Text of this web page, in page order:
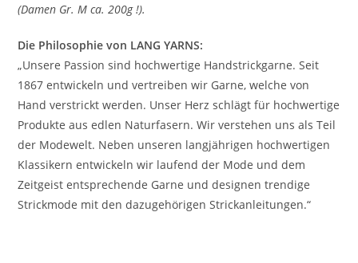
(Damen Gr. M ca. 200g !).
Die Philosophie von LANG YARNS:
„Unsere Passion sind hochwertige Handstrickgarne. Seit
1867 entwickeln und vertreiben wir Garne, welche von
Hand verstrickt werden. Unser Herz schlägt für hochwertige
Produkte aus edlen Naturfasern. Wir verstehen uns als Teil
der Modewelt. Neben unseren langjährigen hochwertigen
Klassikern entwickeln wir laufend der Mode und dem
Zeitgeist entsprechende Garne und designen trendige
Strickmode mit den dazugehörigen Strickanleitungen.“